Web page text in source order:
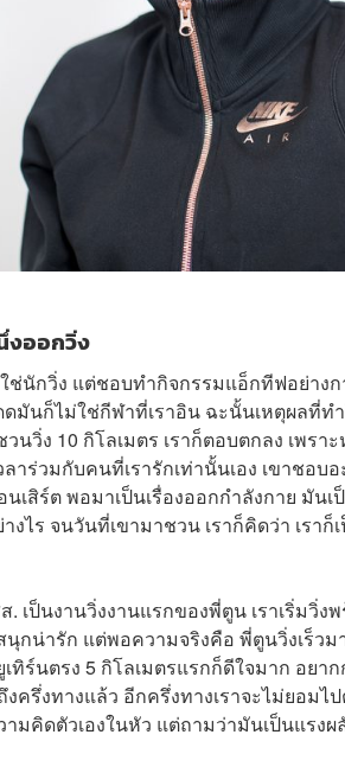
งออกวิ่ง
ช่นักวิ่ง แต่ชอบทำกิจกรรมแอ็กทีฟอย่าง
ดมันก็ไม่ใช่กีฬาที่เราอิน ฉะนั้นเหตุผลที่
วิ่ง 10 กิโลเมตร เราก็ตอบตกลง เพรา
าร่วมกับคนที่เรารักเท่านั้นเอง เขาชอ
เสิร์ต พอมาเป็นเรื่องออกกำลังกาย มัน
งไร จนวันที่เขามาชวน เราก็คิดว่า เร
เป็นงานวิ่งงานแรกของพี่ตูน เราเริ่มวิ่
น่ารัก แต่พอความจริงคือ พี่ตูนวิ่งเร็วม
เทิร์นตรง 5 กิโลเมตรแรกก็ดีใจมาก อย
ครึ่งทางแล้ว อีกครึ่งทางเราจะไม่ยอมไ
ามคิดตัวเองในหัว แต่ถามว่ามันเป็นแรง